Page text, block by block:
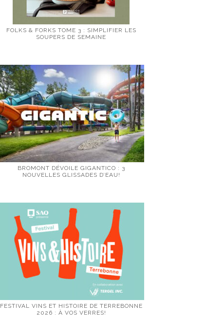
FOLKS & FORKS TOME 3 : SIMPLIFIER LES
SOUPERS DE SEMAINE
BROMONT DÉVOILE GIGANTICO : 3
NOUVELLES GLISSADES D’EAU!
FESTIVAL VINS ET HISTOIRE DE TERREBONNE
2026 : À VOS VERRES!